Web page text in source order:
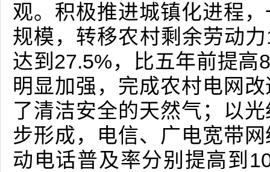
观。积极推进城镇化进程
规模，转移农村剩余劳动
达到27.5%，比五年前提高
明显加强，完成农村电网
了清洁安全的天然气；以
步形成，电信、广电宽带
动电话普及率分别提高到